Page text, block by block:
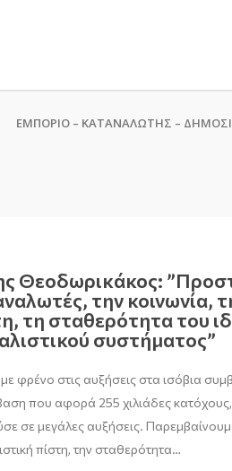
ΕΜΠΟΡΙΟ – ΚΑΤΑΝΑΛΩΤΗΣ –
Θεοδωρικάκος:
την κοινωνία,
τη σταθερότητα του
συστήματος”
φρένο στις αυξήσεις στα ισόβια
που αφορά 255 χιλιάδες κατόχους,
σε μεγάλες αυξήσεις.
πίστη, την σταθερότητα…